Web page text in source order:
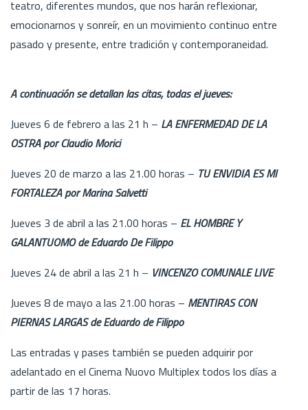
teatro, diferentes mundos, que nos harán reflexionar,
emocionarnos y sonreír, en un movimiento continuo entre
pasado y presente, entre tradición y contemporaneidad.
A continuación se detallan las citas, todas el jueves:
Jueves 6 de febrero a las 21 h – LA ENFERMEDAD DE LA
OSTRA por Claudio Morici
Jueves 20 de marzo a las 21.00 horas – TU ENVIDIA ES MI
FORTALEZA por Marina Salvetti
Jueves 3 de abril a las 21.00 horas – EL HOMBRE Y
GALANTUOMO de Eduardo De Filippo
Jueves 24 de abril a las 21 h – VINCENZO COMUNALE LIVE
Jueves 8 de mayo a las 21.00 horas – MENTIRAS CON
PIERNAS LARGAS de Eduardo de Filippo
Las entradas y pases también se pueden adquirir por
adelantado en el Cinema Nuovo Multiplex todos los días a
partir de las 17 horas.